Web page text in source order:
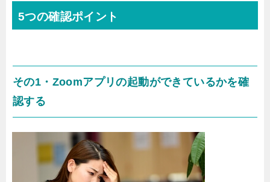
5つの確認ポイント
その1・Zoomアプリの起動ができているかを確
認する